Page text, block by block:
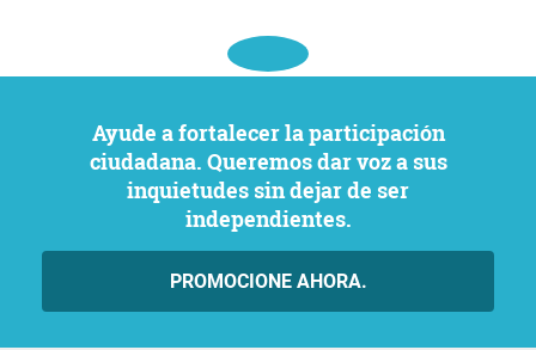
Ayude a fortalecer la participación
ciudadana. Queremos dar voz a sus
inquietudes sin dejar de ser
independientes.
PROMOCIONE AHORA.